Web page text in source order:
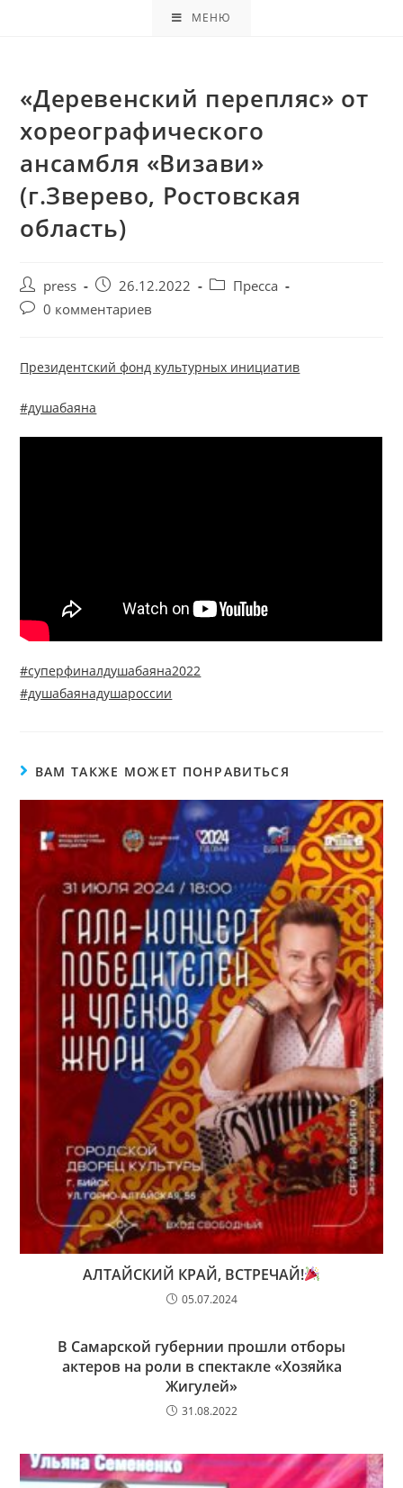
МЕНЮ
«Деревенский перепляс» от
хореографического
ансамбля «Визави»
(г.Зверево, Ростовская
область)
press 26.12.2022
Пресса
0 комментариев
Президентский фонд культурных инициатив
#душабаяна
#суперфиналдушабаяна2022
#душабаянадушароссии
ВАМ ТАКЖЕ МОЖЕТ ПОНРАВИТЬСЯ
АЛТАЙСКИЙ КРАЙ, ВСТРЕЧАЙ!
05.07.2024
В Самарской губернии прошли отборы
актеров на роли в спектакле «Хозяйка
Жигулей»
31.08.2022